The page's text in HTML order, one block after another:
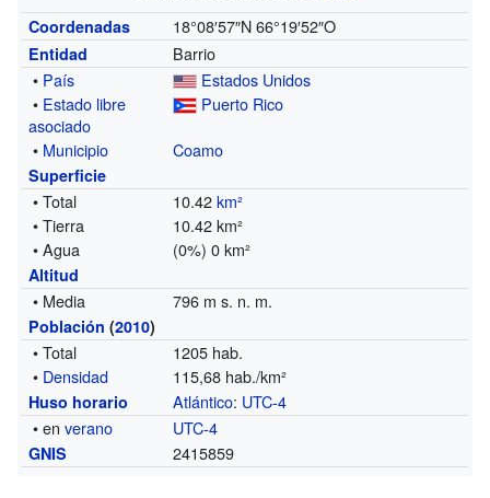
Coordenadas 18°08′57″N 66°19′52″O
Entidad
Barrio
• País
Estados Unidos
• Estado libre
asociado
Puerto Rico
• Municipio Coamo
Superficie
• Total 10.42km²
• Tierra
10.42 km²
• Agua
(0%) 0 km²
Altitud
• Media 796 m s. n. m.
Población (2010)
• Total
1205 hab.
• Densidad 115,68 hab./km²
Huso horario Atlántico: UTC-4
• enverano UTC-4
GNIS 2415859